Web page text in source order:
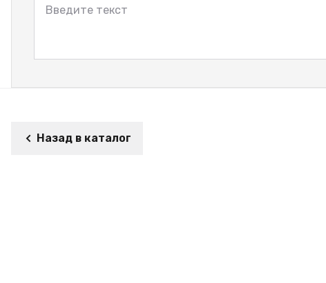
Назад в каталог